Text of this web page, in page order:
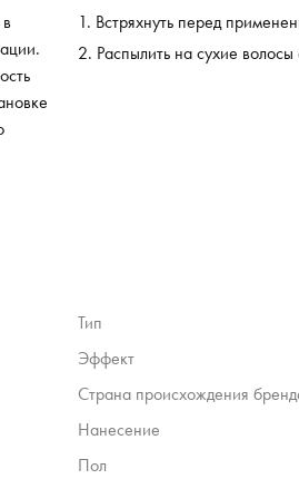
Встряхнуть перед
Распылить на сухие
Тип
Эффект
Страна происхождения
Нанесение
Пол